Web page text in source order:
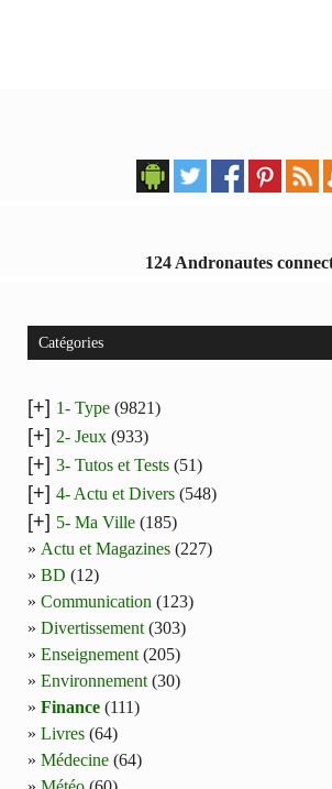
124 Andronautes
Catégories
[+] 1- Type (9821)
[+] 2- Jeux (933)
[+] 3- Tutos et Tests (51)
[+] 4- Actu et Divers (548)
[+] 5- Ma Ville (185)
Actu et Magazines (227)
BD (12)
Communication (123)
Divertissement (303)
Enseignement (205)
Environnement (30)
Finance (111)
Livres (64)
Médecine (64)